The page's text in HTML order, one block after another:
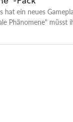
hat ein neues
Phänomene" müsst
könnt ihr auch